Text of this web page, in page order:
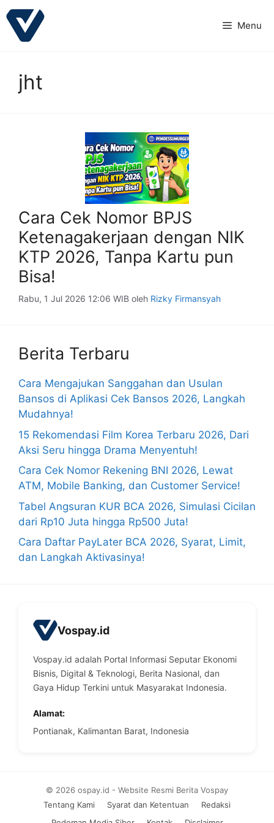
Langsung
ke
Menu
jht
Cara Cek Nomor BPJS
Ketenagakerjaan dengan NIK
KTP 2026, Tanpa Kartu pun
Bisa!
Rabu, 1 Jul 2026 12:06 WIB oleh Rizky Firmansyah
Berita Terbaru
Cara Mengajukan Sanggahan dan Usulan
Bansos di Aplikasi Cek Bansos 2026, Langkah
Mudahnya!
15 Rekomendasi Film Korea Terbaru 2026, Dari
Aksi Seru hingga Drama Menyentuh!
Cara Cek Nomor Rekening BNI 2026, Lewat
ATM, Mobile Banking, dan Customer Service!
Tabel Angsuran KUR BCA 2026, Simulasi Cicilan
dari Rp10 Juta hingga Rp500 Juta!
Cara Daftar PayLater BCA 2026, Syarat, Limit,
dan Langkah Aktivasinya!
Vospay.id
Vospay.id adalah Portal Informasi Seputar Ekonomi
Bisnis, Digital & Teknologi, Berita Nasional, dan
Gaya Hidup Terkini untuk Masyarakat Indonesia.
Alamat:
Pontianak, Kalimantan Barat, Indonesia
Tentang Kami Syarat dan Ketentuan
Redaksi
© 2026 ospay.id - Website Resmi Berita Vospay